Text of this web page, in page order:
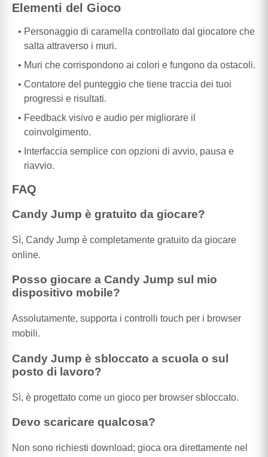
Elementi del Gioco
Personaggio di caramella controllato dal giocatore che
salta attraverso i muri.
Muri che corrispondono ai colori e fungono da ostacoli.
Contatore del punteggio che tiene traccia dei tuoi
progressi e risultati.
Feedback visivo e audio per migliorare il
coinvolgimento.
Interfaccia semplice con opzioni di avvio, pausa e
riavvio.
FAQ
Candy Jump è gratuito da giocare?
Sì, Candy Jump è completamente gratuito da giocare
online.
Posso giocare a Candy Jump sul mio
dispositivo mobile?
Assolutamente, supporta i controlli touch per i browser
mobili.
Candy Jump è sbloccato a scuola o sul
posto di lavoro?
Sì, è progettato come un gioco per browser sbloccato.
Devo scaricare qualcosa?
Non sono richiesti download; gioca ora direttamente nel